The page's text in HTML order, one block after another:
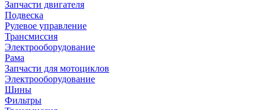
Запчасти двигателя
Подвеска
Рулевое управление
Трансмиссия
Электрооборудование
Рама
Запчасти для мотоциклов
Электрооборудование
Шины
Фильтры